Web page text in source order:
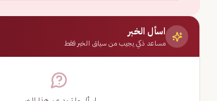
اسأل الخبر
مساعد ذكي يجيب من سياق الخبر فقط